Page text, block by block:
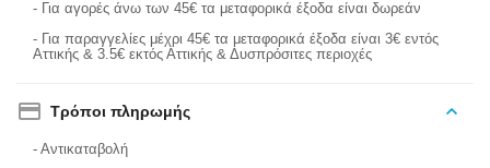
- Για αγορές άνω των 45€ τα μεταφορικά έξοδα είναι δωρεάν
- Για παραγγελίες μέχρι 45€ τα μεταφορικά έξοδα είναι 3€ εντός
Αττικής & 3.5€ εκτός Αττικής & Δυσπρόσιτες περιοχές
Τρόποι πληρωμής
- Αντικαταβολή